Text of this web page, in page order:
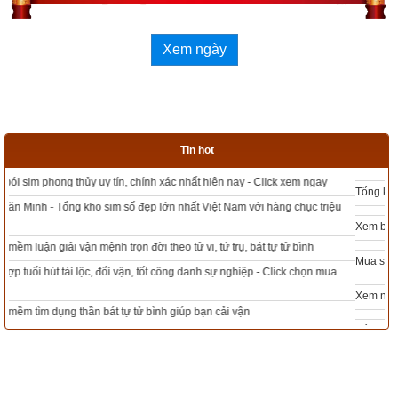
chọn hướng tốt xuất hành
xem giờ tốt theo Lý Thuần Phong,
Quỷ Cốc Tử, xem ngày tốt xấu theo dân gian…nên vinh dự
được độc giả bình chọn là phần mềm lịch vạn niên số 1 hiện
chính xác và chi tiết từng mục giúp độc giả dễ dàng lựa chọn
được ngày tốt, giờ đẹp để khởi sự công việc. Hãy thử một lần
để cảm nhận sự khác biệt so với các phần mềm lịch vạn sự
khác.
Xem ngày
Tin hot
Tổng kho sim phong thủy - Sim hợp tuổi - Sim hợp mệnh giá rẻ nhất thị trường
Mua sim Thần tài, Thần tài theo bạn! Giao sim miễn phí
Tổng Kho Sim Năm sinh 0x - 9x - 8x -7x -6x giá rẻ nhất thị trường - Click xem